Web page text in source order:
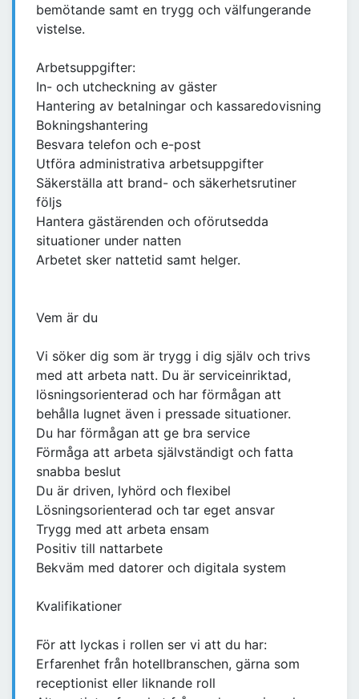
bemötande samt en trygg och välfungerande
vistelse.
Arbetsuppgifter:
In- och utcheckning av gäster
Hantering av betalningar och kassaredovisning
Bokningshantering
Besvara telefon och e-post
Utföra administrativa arbetsuppgifter
Säkerställa att brand- och säkerhetsrutiner
följs
Hantera gästärenden och oförutsedda
situationer under natten
Arbetet sker nattetid samt helger.
Vem är du
Vi söker dig som är trygg i dig själv och trivs
med att arbeta natt. Du är serviceinriktad,
lösningsorienterad och har förmågan att
behålla lugnet även i pressade situationer.
Du har förmågan att ge bra service
Förmåga att arbeta självständigt och fatta
snabba beslut
Du är driven, lyhörd och flexibel
Lösningsorienterad och tar eget ansvar
Trygg med att arbeta ensam
Positiv till nattarbete
Bekväm med datorer och digitala system
Kvalifikationer
För att lyckas i rollen ser vi att du har:
Erfarenhet från hotellbranschen, gärna som
receptionist eller liknande roll